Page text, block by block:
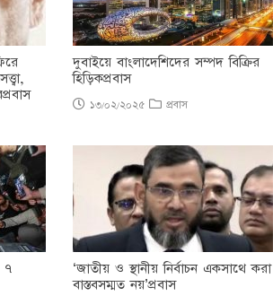
দুবাইয়ে বাংলাদেশিদের সম্পদ বিক্রির
হিড়িকপ্রবাস
১৩/০২/২০২৫ প্রবাস
৭
‘জাতীয় ও স্থানীয় নির্বাচন একসাথে করা
বাস্তবসম্মত নয়’প্রবাস